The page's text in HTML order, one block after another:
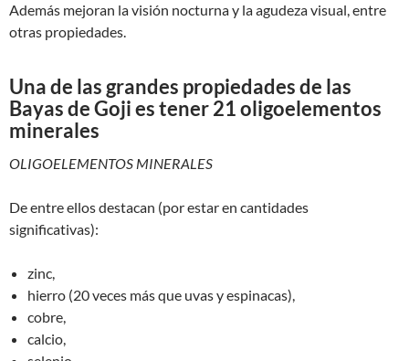
Además mejoran la visión nocturna y la agudeza visual, entre
otras propiedades.
Una de las grandes propiedades de las
Bayas de Goji es tener 21 oligoelementos
minerales
OLIGOELEMENTOS MINERALES
De entre ellos destacan (por estar en cantidades
significativas):
zinc,
hierro (20 veces más que uvas y espinacas),
cobre,
calcio,